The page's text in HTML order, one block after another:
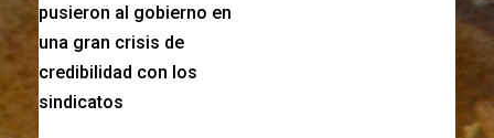
pusieron al gobierno en
una gran crisis de
credibilidad con los
sindicatos